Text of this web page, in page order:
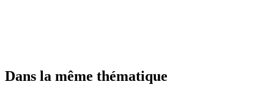
Dans la même thématique